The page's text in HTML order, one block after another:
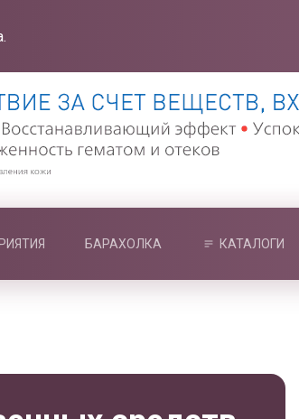
БАРАХОЛКА КАТАЛОГИ